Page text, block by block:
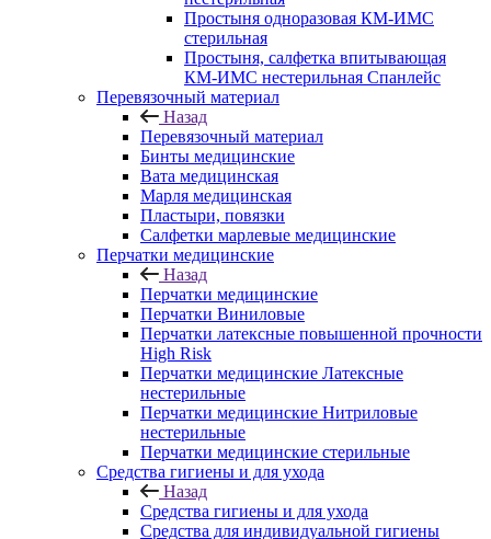
Простыня одноразовая КМ-ИМС
стерильная
Простыня, салфетка впитывающая
КМ-ИМС нестерильная Спанлейс
Перевязочный материал
Назад
Перевязочный материал
Бинты медицинские
Вата медицинская
Марля медицинская
Пластыри, повязки
Салфетки марлевые медицинские
Перчатки медицинские
Назад
Перчатки медицинские
Перчатки Виниловые
Перчатки латексные повышенной прочности
High Risk
Перчатки медицинские Латексные
нестерильные
Перчатки медицинские Нитриловые
нестерильные
Перчатки медицинские стерильные
Средства гигиены и для ухода
Назад
Средства гигиены и для ухода
Средства для индивидуальной гигиены